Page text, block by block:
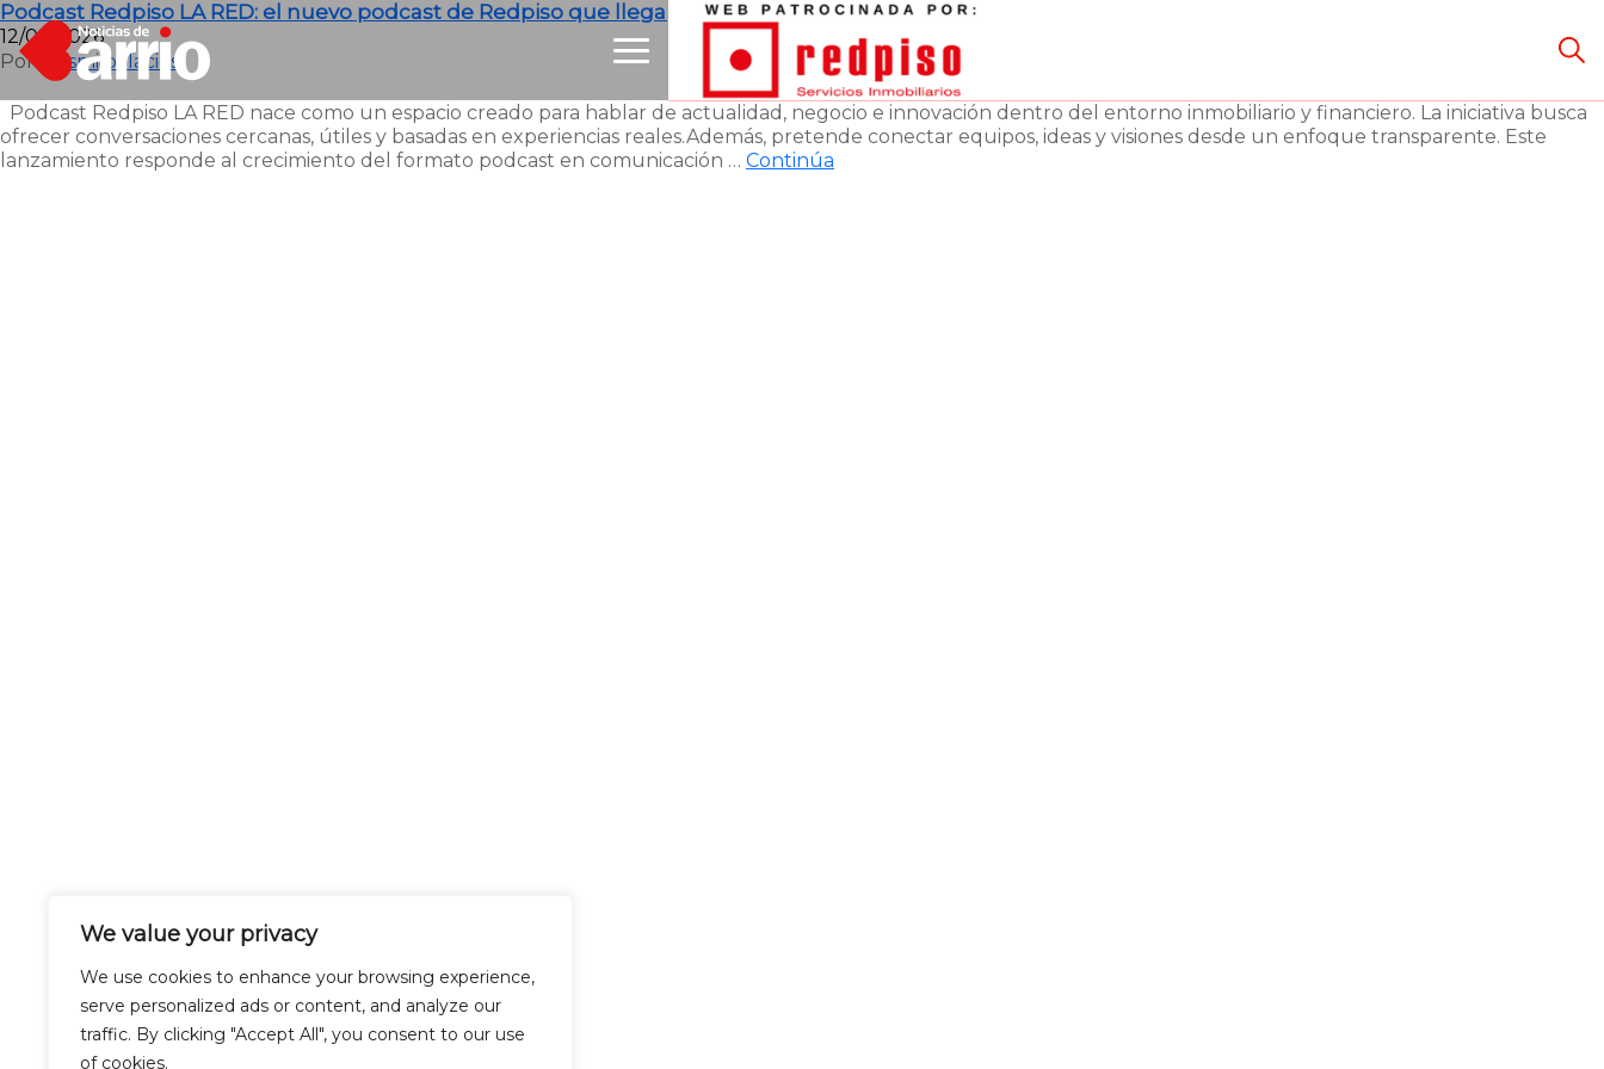
We value your privacy
We use cookies to enhance your browsing experience,
serve personalized ads or content, and analyze our
traffic. By clicking "Accept All", you consent to our use
of cookies.
Podcast Redpiso LA RED: el nuevo podcast de Redpiso que llega junto a su convención en Puy du Fou
12/02/2026
Por
Luismi palacios
Podcast Redpiso LA RED nace como un espacio creado para hablar de actualidad, negocio e innovación dentro del entorno inmobiliario y financiero. La iniciativa busca
ofrecer conversaciones cercanas, útiles y basadas en experiencias reales.Además, pretende conectar equipos, ideas y visiones desde un enfoque transparente. Este
lanzamiento responde al crecimiento del formato podcast en comunicación … Continúa